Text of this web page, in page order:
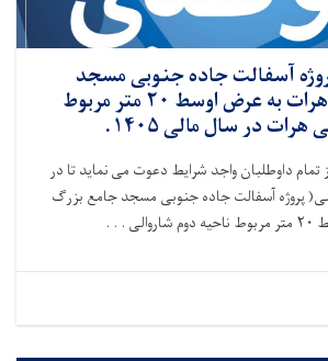
آسفالت جاده جنوبی مسجد
جامع بزرگ شهر هرات به عرض اوسط ۲۰ متر مربوط
در سال مالی ۱۴۰۵.
داوطلبان واجد شرایط دعوت می نماید تا در
پروژه آسفالت جاده جنوبی مسجد جامع بزرگ
. .